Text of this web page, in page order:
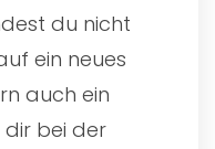
du nicht
ein neues
auch ein
bei der